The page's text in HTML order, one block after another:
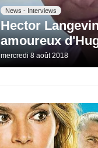
News - Interviews
Hector
amoureux
mercredi 8 août 2018